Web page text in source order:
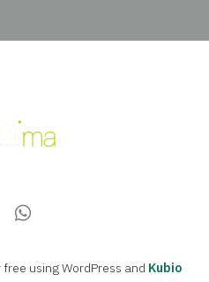
using WordPress and Kubio